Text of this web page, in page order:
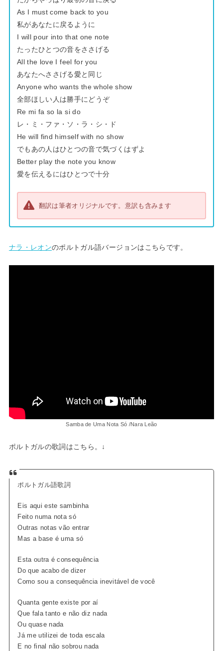
As I must come back to you
私があなたに戻るように
I will pour into that one note
たったひとつの音をささげる
All the love I feel for you
あなたへささげる愛と同じ
Anyone who wants the whole show
全部ほしい人は勝手にどうぞ
Re mi fa so la si do
レ・ミ・ファ・ソ・ラ・シ・ド
He will find himself with no show
でもあの人はひとつの音で気づくはずよ
Better play the note you know
愛を伝えるにはひとつで十分
翻訳は筆者オリジナルです。意訳も含みます
ナラ・レオンのポルトガル語バージョンはこちらです。
Samba de Uma Nota Só /Nara Leão
ポルトガルの歌詞はこちら。↓
ポルトガル語歌詞
Eis aqui este sambinha
Feito numa nota só
Outras notas vão entrar
Mas a base é uma só
Esta outra é consequência
Do que acabo de dizer
Como sou a consequência inevitável de você
Quanta gente existe por aí
Que fala tanto e não diz nada
Ou quase nada
Já me utilizei de toda escala
E no final não sobrou nada